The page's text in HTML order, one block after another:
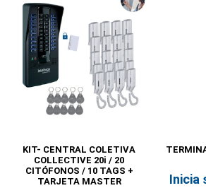
KIT- CENTRAL COLETIVA
COLLECTIVE 20i / 20
CITÓFONOS / 10 TAGS +
TARJETA MASTER
Inicia